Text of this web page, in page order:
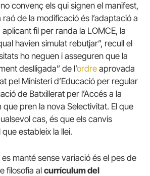
convenç els qui signen el manifest,
de la modificació és l’adaptació a
aplicant fil per randa la LOMCE, la
havien simulat rebutjar”, recull el
ho neguen i asseguren que la
deslligada” de l’ordre aprovada
pel Ministeri d’Educació per regular
de Batxillerat per l’Accés a la
que pren la nova Selectivitat. El que
cas, és que els canvis
estableix la llei.
manté sense variació és el pes de
filosofia al currículum del